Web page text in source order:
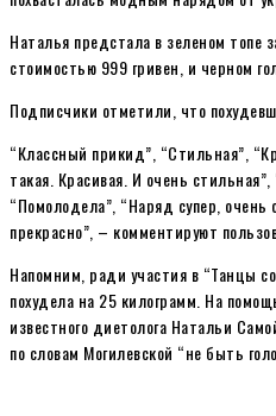
Наталья предстала в зеленом топе
стоимостью 999 гривен, и черном
Подписчики отметили, что
“Классный прикид”, “Стильная”,
такая. Красивая. И очень
“Помолодела”, “Наряд супер,
прекрасно”, – комментируют
Напомним, ради участия в “Танцы
похудела на 25 килограмм. На
известного диетолога Натальи
по словам Могилевской “не быть